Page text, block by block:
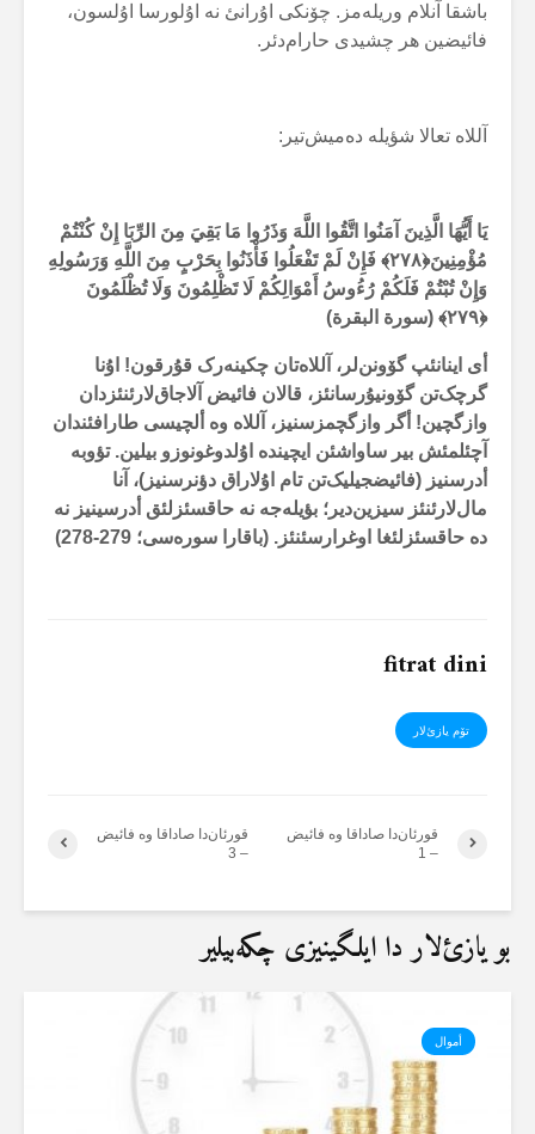
باشقا آنلام وریلەمز. چۆنکی اۇرانئ نە اۇلورسا اۇلسون،
فائیضین هر چشیدی حارام‌دئر.
آللاە تعالا شؤیلە دەمیش‌تیر:
يَا أَيُّهَا الَّذِينَ آمَنُوا اتَّقُوا اللَّهَ وَذَرُوا مَا بَقِيَ مِنَ الرِّبَا إِنْ كُنْتُمْ
مُؤْمِنِينَ﴿۲۷۸﴾ فَإِنْ لَمْ تَفْعَلُوا فَأْذَنُوا بِحَرْبٍ مِنَ اللَّهِ وَرَسُولِهِ
وَإِنْ تُبْتُمْ فَلَكُمْ رُءُوسُ أَمْوَالِكُمْ لَا تَظْلِمُونَ وَلَا تُظْلَمُونَ
﴿۲۷۹﴾ (سورة البقرة)
أی اینانئپ گۆونن‌لر، آللاەتان چکینەرک قۇرقون! اۇنا
گرچک‌تن گۆونیۇرسانئز، قالان فائیض آلاجاق‌لارئنئزدان
وازگچین! أگر وازگچمزسنیز، آللاە وە ألچیسی طارافئندان
آچئلمئش بیر ساواشئن ایچیندە اۇلدوغونوزو بیلین. تؤوبە
أدرسنیز (فائیضجیلیک‌تن تام اۇلاراق دؤنرسنیز)، آنا
مال‌لارئنئز سیزین‌دیر؛ بؤیلەجە نە حاقسئزلئق أدرسینیز نە
دە حاقسئزلئغا اوغرارسئنئز. (باقارا سورەسی؛ 279-278)
fitrat dini
تۆم یازئ‌لار
قورئان‌دا صاداقا وە فائیض
– 3
قورئان‌دا صاداقا وە فائیض
– 1
بو یازئ‌لار دا ایلگینیزی چکەبیلیر
أموال